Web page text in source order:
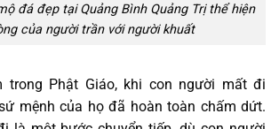
đá đẹp tại Quảng Bình Quảng Trị thể hiện
của người trần với người khuất
trong Phật Giáo, khi con người mất đi
mệnh của họ đã hoàn toàn chấm dứt.